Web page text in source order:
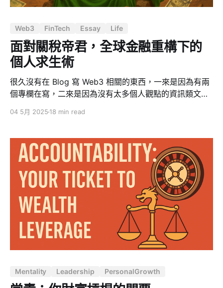
次用 Roam 的雙向連結時，你可能覺得「天啊，
Web3 FinTech Essay Life
面對關稅帝君，全球金融重構下的
個人求生術
很久沒有在 Blog 寫 Web3 相關的東西，一來是因為有兩
個專欄在寫，二來是因為沒有太多個人觀點的資訊類文章
們班長金融派大星的啟發，他在班會的分享原標題是「關
篇文章主要來自他線下、社群、以及在 Inside 的分享，結
合最近的時事觀察綜合而寫。 （正文開始） 在全球經濟
與政治格局日益複雜的今日，我們面臨著前所未有的資產
保值挑戰。當川普重返白宮，帶著他的關稅政策與金融新
策略，我們必須清醒認識這場看似混亂背後的「陽謀」
—— 這不是隱藏的陰謀，而是公開進行的全球財富重分配
遊戲，而這場遊戲的最新章節已在華爾街悄然展開。 印鈔
時代的殘酷真相 當我們討論全球經濟問題時，必須認清一
個殘酷事實：全球央行的印鈔行為本質上是對普通民眾的
剝削。美國國債已攀升至 36 兆美元，年息 5% 意味著每
從財務角度來看，美國實際上已經破產。 過去二十年，我
們的購買力急劇下降。以灣區的飯店為例，2003 年僅需
04 5月 2025 18 min read
Mentality Leadership PersonalGrowth